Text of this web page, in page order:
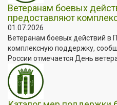
Ветеранам боевых
предоставляют
01.07.2026
Ветеранам боевых действий в
комплексную поддержку,
России отмечается День